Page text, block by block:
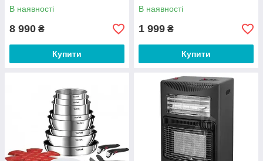
В наявності
8 990 ₴
Купити
В наявності
1 999 ₴
Купити